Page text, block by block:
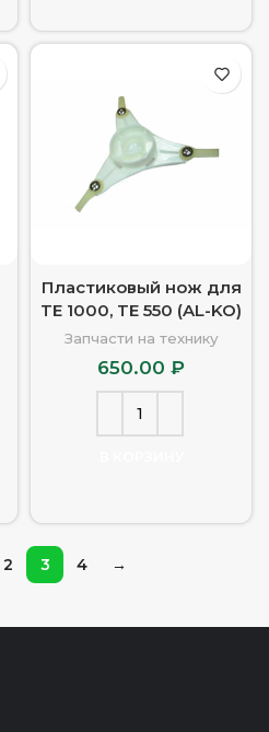
Пластиковый нож для
TE 1000, TE 550 (AL-KO)
Запчасти на технику
650.00 ₽
2 3 4 →